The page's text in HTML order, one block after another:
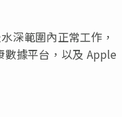
深範圍內正常工作，
據平台，以及 Apple